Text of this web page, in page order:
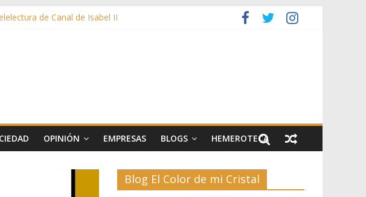
de Canal de Isabel II
fiscales en 2025
OPINIÓN EMPRESAS BLOGS HEMEROTECA
Blog El Color de mi Cristal